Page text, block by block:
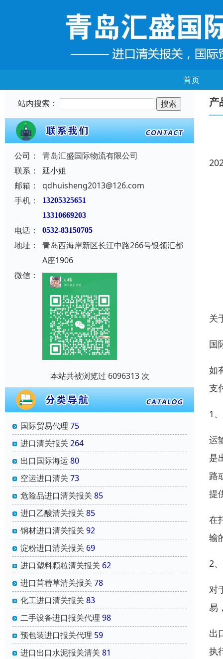
首页
站内搜索：
公司：
青岛汇盛国际物流有限公司
联系：
延小姐
邮箱：
qdhuisheng2013@126.com
手机：
13205325651
13310669203
电话： 0532-83150705
地址：
青岛西海岸新区长江中路266号银领汇都
A座1906
微信：
本站共被浏览过 6096313 次
国际贸易代理 75
进口清关报关 264
出口国际海运 80
空运进口清关 73
危险品进口清关报关 85
进口乙酸清关报关 85
钢材进口清关报关 92
淀粉进口清关报关 69
进口塑料颗粒清关报关 62
进口苜蓿草清关报关 78
化工进口清关报关 83
二手设备进口报关代理 98
预包装进口报关代理 59
进口出口水泥报关清关 81
产
关
国
如
支
1
运
是
路
提
在
输
2
对
易
出
执